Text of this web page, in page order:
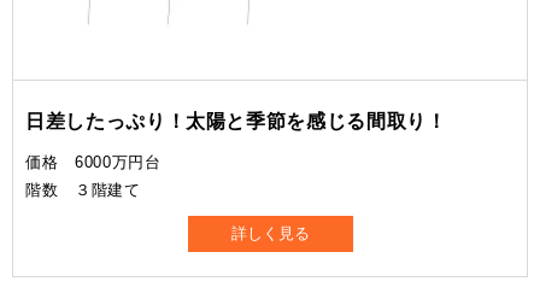
日差したっぷり！太陽と季節を感じる間取り！
価格 6000万円台
階数 ３階建て
詳しく見る